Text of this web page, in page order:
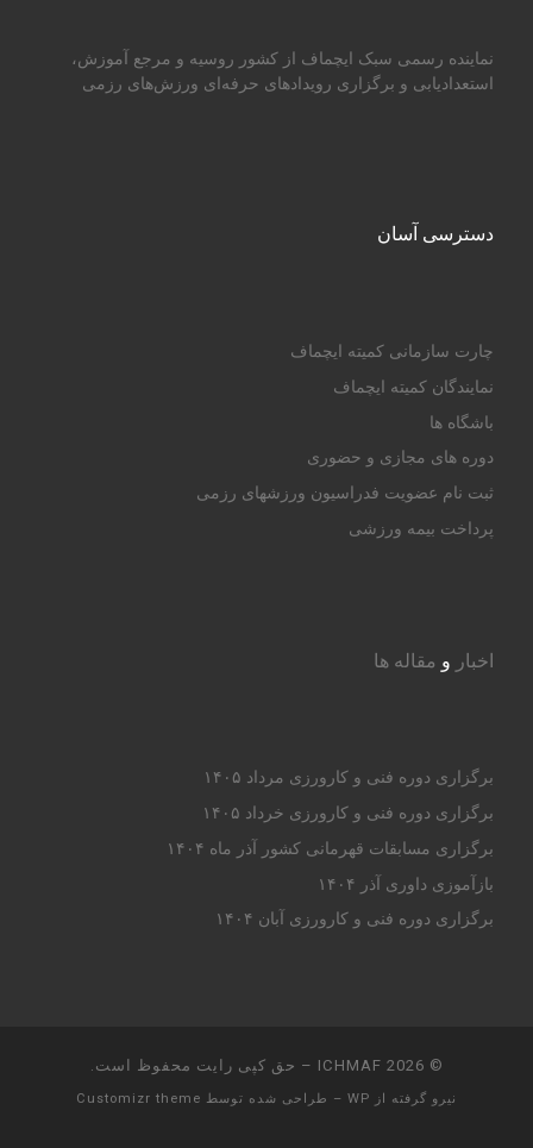
نماینده رسمی سبک ایچماف از کشور روسیه و مرجع آموزش،
استعدادیابی و برگزاری رویدادهای حرفه‌ای ورزش‌های رزمی
دسترسی آسان
چارت سازمانی کمیته ایچماف
نمایندگان کمیته ایچماف
باشگاه ها
دوره های مجازی و حضوری
ثبت نام عضویت فدراسیون ورزشهای رزمی
پرداخت بیمه ورزشی
اخبار و مقاله ها
برگزاری دوره فنی و کارورزی مرداد ۱۴۰۵
برگزاری دوره فنی و کارورزی خرداد ۱۴۰۵
برگزاری مسابقات قهرمانی کشور آذر ماه ۱۴۰۴
بازآموزی داوری آذر ۱۴۰۴
برگزاری دوره فنی و کارورزی آبان ۱۴۰۴
© 2026
ICHMAF – حق کپی رایت محفوظ است.
نیرو گرفته از WP – طراحی شده توسط Customizr theme